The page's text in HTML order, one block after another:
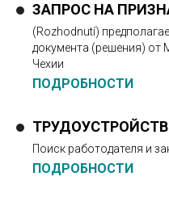
ЗАПРОС НА
(Rozhodnutí)
документа (решения) от
Чехии
ПОДРОБНОСТИ
Поиск работодателя и
ПОДРОБНОСТИ